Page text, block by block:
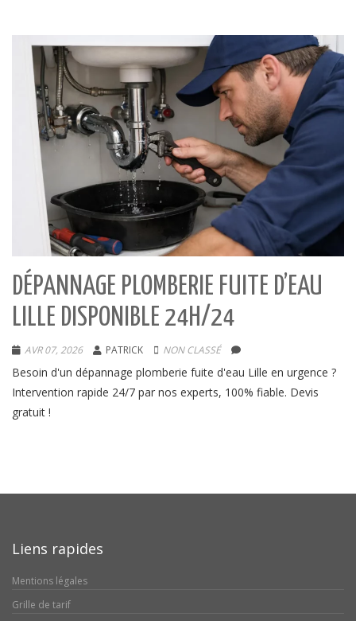
DÉPANNAGE PLOMBERIE FUITE D’EAU
LILLE DISPONIBLE 24H/24
AVR 07, 2026 PATRICK NON CLASSÉ
Besoin d'un dépannage plomberie fuite d'eau Lille en urgence ?
Intervention rapide 24/7 par nos experts, 100% fiable. Devis
gratuit !
Liens rapides
Mentions légales
Grille de tarif